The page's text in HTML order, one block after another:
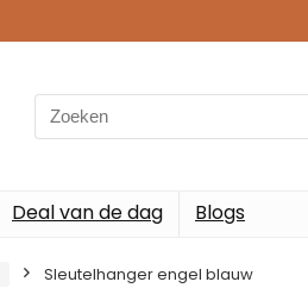
Search
for:
Deal van de dag Blogs
Sleutelhanger engel blauw